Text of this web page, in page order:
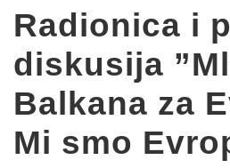
Radionica i
diskusija
Balkana za
Mi smo